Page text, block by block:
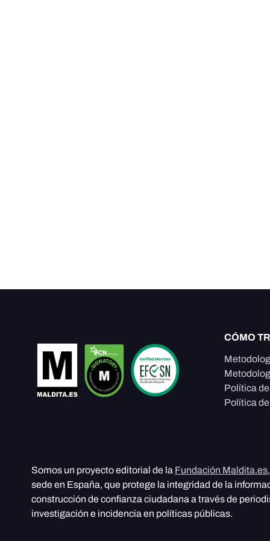
CÓMO
Política
Política
Somos un proyecto editorial de la Fundación Maldita.es
sede en España, que protege la integridad de la
construcción de confianza ciudadana a través de
investigación e incidencia en políticas públicas.